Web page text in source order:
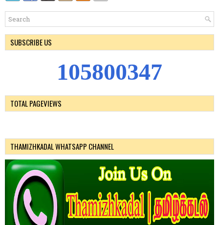
SUBSCRIBE US
105800347
TOTAL PAGEVIEWS
THAMIZHKADAL WHATSAPP CHANNEL